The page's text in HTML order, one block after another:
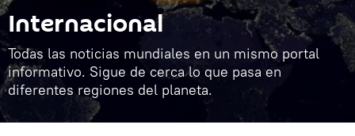
Internacional
Todas las noticias mundiales en un mismo portal
informativo. Sigue de cerca lo que pasa en
diferentes regiones del planeta.